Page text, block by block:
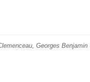
Georges Benjamin